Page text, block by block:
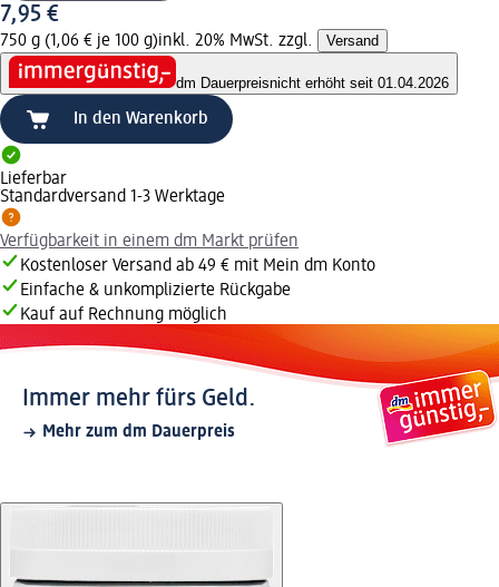
7,95 €
750 g (1,06 € je 100 g)inkl. 20% MwSt. zzgl. Versand
dm Dauerpreisnicht erhöht seit 01.04.2026
In den Warenkorb
Lieferbar
Standardversand 1-3 Werktage
Verfügbarkeit in einem dm Markt prüfen
Kostenloser Versand ab 49 € mit Mein dm Konto
Einfache & unkomplizierte Rückgabe
Kauf auf Rechnung möglich
Immer mehr fürs Geld.
Mehr zum dm Dauerpreis